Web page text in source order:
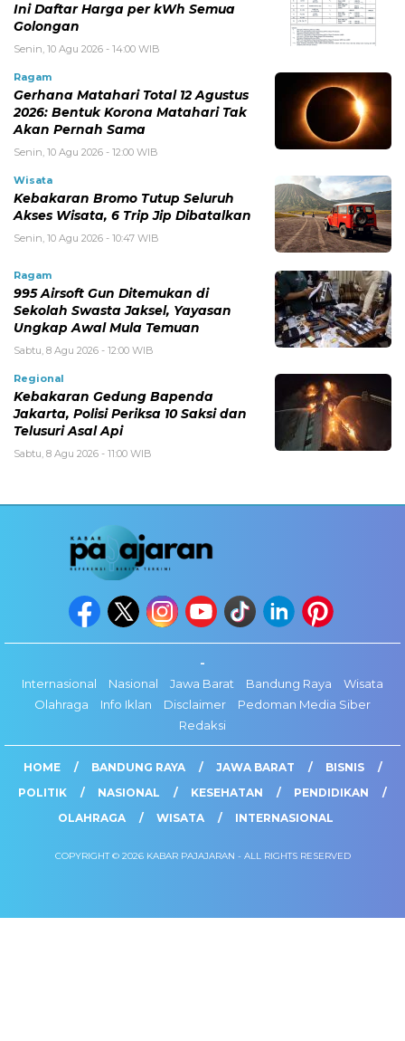
Ini Daftar Harga per kWh Semua
Golongan
Senin, 10 Agu 2026 - 14:00 WIB
Ragam
Gerhana Matahari Total 12 Agustus
2026: Bentuk Korona Matahari Tak
Akan Pernah Sama
Senin, 10 Agu 2026 - 12:00 WIB
Wisata
Kebakaran Bromo Tutup Seluruh
Akses Wisata, 6 Trip Jip Dibatalkan
Senin, 10 Agu 2026 - 10:47 WIB
Ragam
995 Airsoft Gun Ditemukan di
Sekolah Swasta Jaksel, Yayasan
Ungkap Awal Mula Temuan
Sabtu, 8 Agu 2026 - 12:00 WIB
Regional
Kebakaran Gedung Bapenda
Jakarta, Polisi Periksa 10 Saksi dan
Telusuri Asal Api
Sabtu, 8 Agu 2026 - 11:00 WIB
-
Internasional
Nasional Jawa Barat Bandung Raya
Wisata
Olahraga
Info Iklan Disclaimer
Pedoman Media Siber
Redaksi
HOME BANDUNG RAYA JAWA BARAT
BISNIS
POLITIK
NASIONAL KESEHATAN
PENDIDIKAN
OLAHRAGA
WISATA INTERNASIONAL
COPYRIGHT © 2026 KABAR PAJAJARAN - ALL RIGHTS RESERVED